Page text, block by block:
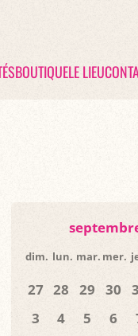
BOUTIQUELE LIEU
dim. lun. mar. mer.
27 28 29 30
3
4 5 6